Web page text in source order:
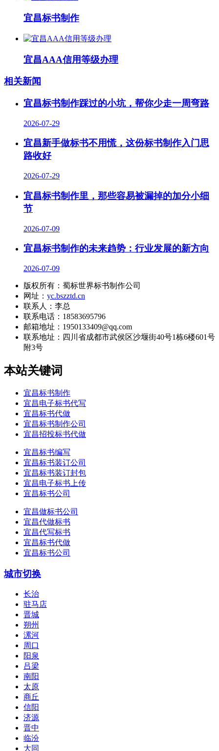
宜昌标书制作
宜昌AAA信用等级办理
相关新闻
宜昌标书制作踩过的小坑，帮你少走一周弯路
2026-07-29
宜昌新手做标书不用慌，这份标书制作入门思
路收好
2026-07-29
宜昌标书制作里，那些容易被漏掉的加分小细
节
2026-07-09
宜昌标书制作的未来趋势：行业发展的新方向
2026-07-09
版权所有：蜀标世界标书制作公司
网址： yc.bszztd.cn
联系人：李总
联系电话：18583695796
邮箱地址：1950133409@qq.com
联系地址： 四川省成都市武侯区沙堰街40号1栋6楼601号
附3号
本站关键词
宜昌标书制作
宜昌电子标书代写
宜昌标书代做
宜昌标书制作公司
宜昌招投标书代做
宜昌标书编写
宜昌标书装订公司
宜昌标书装订封包
宜昌电子标书上传
宜昌标书公司
宜昌做标书公司
宜昌代做标书
宜昌代写标书
宜昌标书代做
宜昌标书公司
城市切换
长治
驻马店
晋城
朔州
漯河
周口
阳泉
吕梁
南阳
太原
商丘
信阳
济源
晋中
临汾
大同